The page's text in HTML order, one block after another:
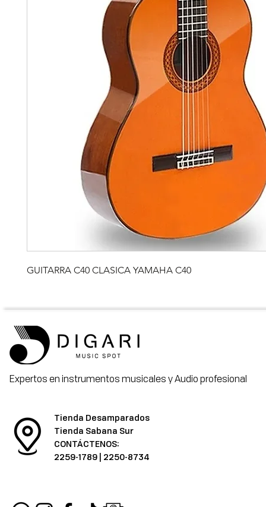
GUITARRA C40 CLASICA YAMAHA C40
Expertos en instrumentos musicales y Audio profesional
Tienda Desamparados
Tienda Sabana Sur
CONTÁCTENOS:
2259-1789 | 2250-8734